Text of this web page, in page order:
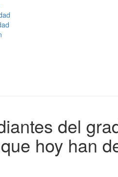
del
hoy han